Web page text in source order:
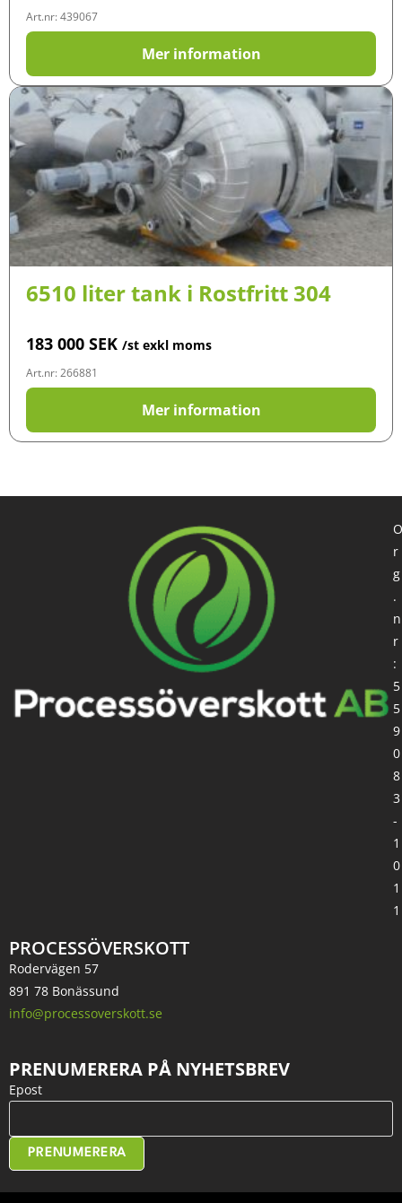
Art.nr: 439067
Mer information
6510 liter tank i Rostfritt 304
183 000 SEK /st exkl moms
Art.nr: 266881
Mer information
PROCESSÖVERSKOTT
Rodervägen 57
891 78 Bonässund
info@processoverskott.se
O
r
g
.
n
r
:
5
5
9
0
8
3
-
1
0
1
1
PRENUMERERA PÅ NYHETSBREV
Epost
PRENUMERERA